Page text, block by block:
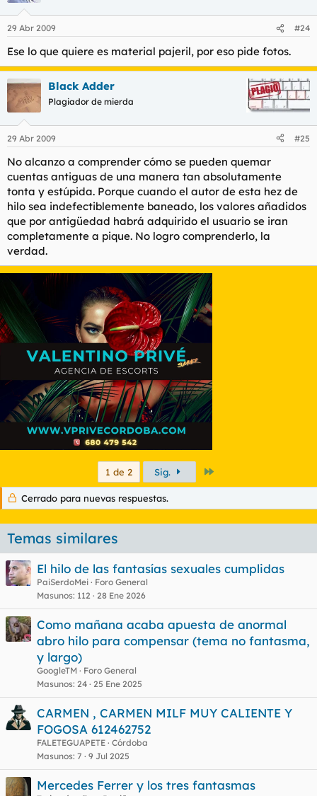
29 Abr 2009 #24
Ese lo que quiere es material pajeril, por eso pide fotos.
Black Adder
Plagiador de mierda
29 Abr 2009 #25
No alcanzo a comprender cómo se pueden quemar
cuentas antiguas de una manera tan absolutamente
tonta y estúpida. Porque cuando el autor de esta hez de
hilo sea indefectiblemente baneado, los valores añadidos
que por antigüedad habrá adquirido el usuario se iran
completamente a pique. No logro comprenderlo, la
verdad.
1 de 2 Sig.
Cerrado para nuevas respuestas.
Temas similares
El hilo de las fantasías sexuales cumplidas
PaiSerdoMei
Foro General
Masunos 112 28 Ene 2026
Como mañana acaba apuesta de anormal
abro hilo para compensar (tema no fantasma,
y largo)
GoogleTM
Foro General
Masunos 24 25 Ene 2025
CARMEN , CARMEN MILF MUY CALIENTE Y
FOGOSA 612462752
FALETEGUAPETE Córdoba
Masunos 7 9 Jul 2025
Mercedes Ferrer y los tres fantasmas